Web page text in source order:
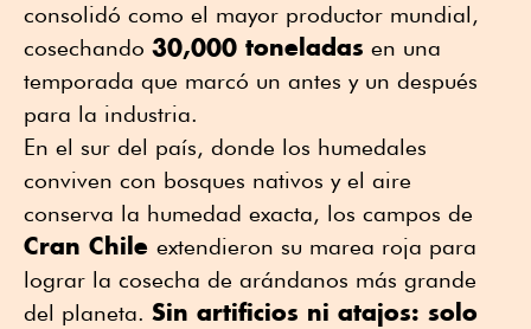
consolidó como el mayor productor mundial,
cosechando 30,000 toneladas en una
temporada que marcó un antes y un después
para la industria.
En el sur del país, donde los humedales
conviven con bosques nativos y el aire
conserva la humedad exacta, los campos de
Cran Chile extendieron su marea roja para
lograr la cosecha de arándanos más grande
del planeta. Sin artificios ni atajos: solo